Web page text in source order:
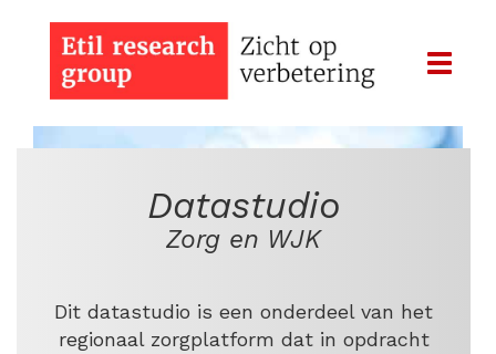
Menu
Datastudio
Zorg en WJK
Dit datastudio is een onderdeel van het
regionaal zorgplatform dat in opdracht